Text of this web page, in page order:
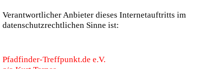
Verantwortlicher Anbieter dieses Internetauftritts im
datenschutzrechtlichen Sinne ist:
Pfadfinder-Treffpunkt.de e.V.